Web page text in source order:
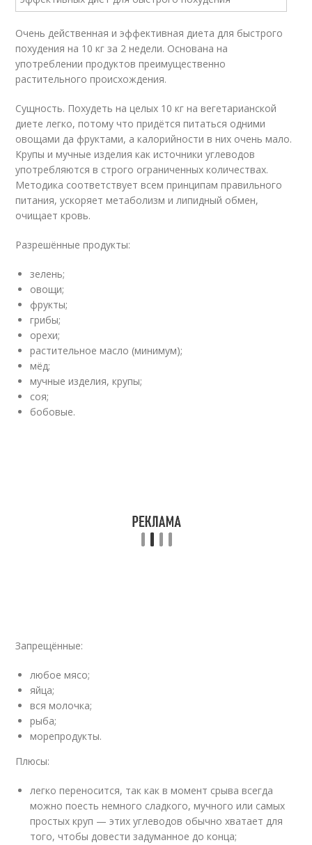
Очень действенная и эффективная диета для быстрого
похудения на 10 кг за 2 недели. Основана на
употреблении продуктов преимущественно
растительного происхождения.
Сущность. Похудеть на целых 10 кг на вегетарианской
диете легко, потому что придётся питаться одними
овощами да фруктами, а калорийности в них очень мало.
Крупы и мучные изделия как источники углеводов
употребляются в строго ограниченных количествах.
Методика соответствует всем принципам правильного
питания, ускоряет метаболизм и липидный обмен,
очищает кровь.
Разрешённые продукты:
зелень;
овощи;
фрукты;
грибы;
орехи;
растительное масло (минимум);
мёд;
мучные изделия, крупы;
соя;
бобовые.
Запрещённые:
любое мясо;
яйца;
вся молочка;
рыба;
морепродукты.
Плюсы:
легко переносится, так как в момент срыва всегда
можно поесть немного сладкого, мучного или самых
простых круп — этих углеводов обычно хватает для
того, чтобы довести задуманное до конца;